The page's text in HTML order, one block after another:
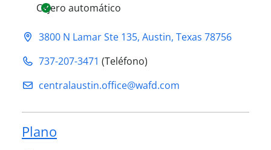
Cajero automático
3800 N Lamar Ste 135, Austin, Texas 78756
737-207-3471 (Teléfono)
centralaustin.office@​wafd.com
Plano